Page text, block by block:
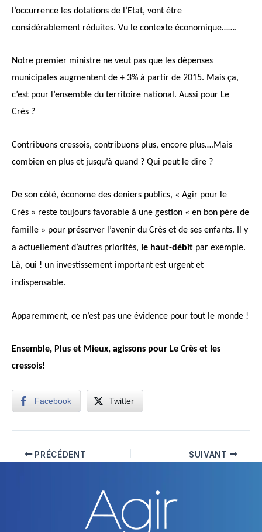
l’occurrence les dotations de l’Etat, vont être
considérablement réduites. Vu le contexte économique…….
Notre premier ministre ne veut pas que les dépenses
municipales augmentent de + 3% à partir de 2015. Mais ça,
c’est pour l’ensemble du territoire national. Aussi pour Le
Crès ?
Contribuons cressois, contribuons plus, encore plus….Mais
combien en plus et jusqu’à quand ? Qui peut le dire ?
De son côté, économe des deniers publics, « Agir pour le
Crès » reste toujours favorable à une gestion « en bon père de
famille » pour préserver l’avenir du Crès et de ses enfants. Il y
a actuellement d’autres priorités, le haut-débit par exemple.
Là, oui ! un investissement important est urgent et
indispensable.
Apparemment, ce n’est pas une évidence pour tout le monde !
Ensemble, Plus et Mieux, agissons pour Le Crès et les
cressois!
Facebook Twitter
PRÉCÉDENT SUIVANT